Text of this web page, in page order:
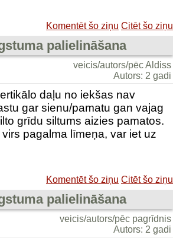
Komentēt šo ziņu Citēt šo ziņu
palielināšana
veicis/autors/pēc Aldiss
Autors: 2 gadi
daļu no iekšas nav
gar sienu/pamatu gan vajag
grīdu siltums aizies pamatos.
pagalma līmeņa, var iet uz
Komentēt šo ziņu Citēt šo ziņu
palielināšana
veicis/autors/pēc pagrīdnis
Autors: 2 gadi